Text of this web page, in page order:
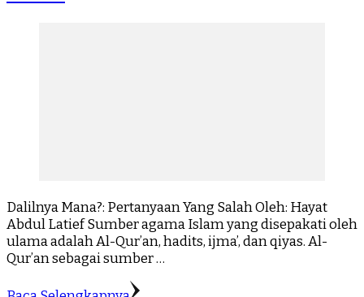
Dalilnya Mana?: Pertanyaan Yang Salah Oleh: Hayat
Abdul Latief Sumber agama Islam yang disepakati oleh
ulama adalah Al-Qur’an, hadits, ijma’, dan qiyas. Al-
Qur’an sebagai sumber …